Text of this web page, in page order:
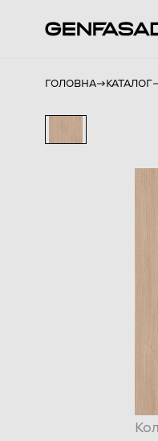
ГОЛОВНА КАТАЛОГ